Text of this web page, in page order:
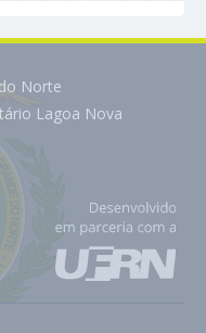
Norte
Lagoa Nova